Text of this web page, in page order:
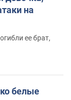
на
ее брат,
белые